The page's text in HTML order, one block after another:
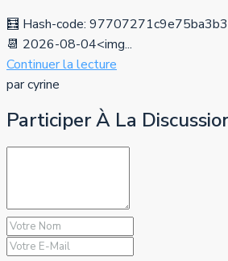
🧮 Hash-code:
📆 2026-08-04<img...
Continuer la lecture
par cyrine
Participer À La